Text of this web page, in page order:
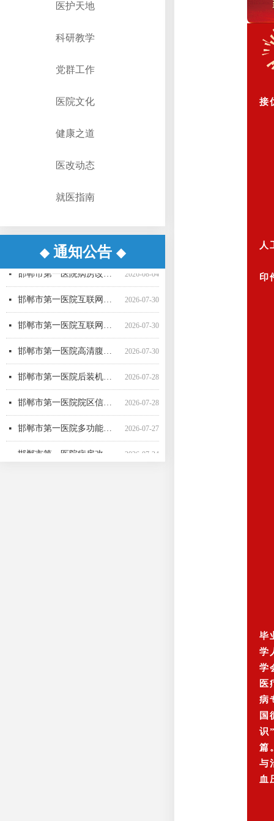
接
人
印
毕
学
学
医
病
国
识
篇
与
血
医护天地
科研教学
党群工作
医院文化
健康之道
医改动态
就医指南
◆通知公告 ◆
邯郸市第一医院超声气压弹道碎石机采购项目（三次） 公开招标中标公告
邯郸市第一医院生化分析仪采购项目（二次）公开招标中标公告
2026-07-30
넷 邯郸市第一医院互联网医院药品邮寄 服务招标参数
2026-07-30
넷 邯郸市第一医院互联网医院药品快递配送服务采购项目询价公告
2026-07-30
넷 邯郸市第一医院高清腹腔镜系统采购项目（二次）招标公告
2026-07-28
넷 邯郸市第一医院后装机采购项目（三次）（二） 公开招标公告
2026-07-28
넷 邯郸市第一医院院区信息一体化智慧医院能力提升项目全过程咨询服务中标公告
2026-07-27
넷 邯郸市第一医院多功能楼电梯采购安装项目 候选成交供应商公示
2026-07-24
넷 邯郸市第一医院病房改造提升项目施工监理询比采购公告
邯郸市第一医院直线加速器（进口）采购项目公开招标公告 邯郸市第一医院4D-CT定位机采购项目公开招标公告
邯郸市第一医院空气压力波治疗仪采购项目 成交公告
邯郸市第一医院彩超一批采购项目04包中标公告更正公告
邯郸市第一医院高清腹腔镜系统采购项目1包废标公告
邯郸市第一医院彩超一批采购项目01包公开招标中标公告邯郸市第一医院移动式C型臂X射线机采购项目 （三次）公开招标中标结果公告
邯郸市第一医院后装机采购项目（三次） 废标公告
邯郸市第一医院单光子发射断层成像系统采购项目（二次）公开招标中标公告
邯郸市第一医院多功能楼电梯采购安装项目询比采购公告